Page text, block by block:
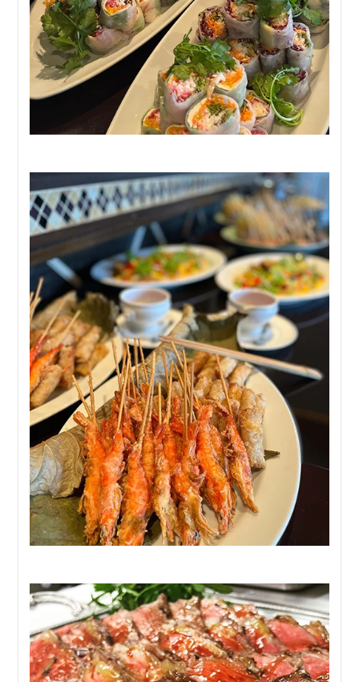
【前菜】
生春巻き2種盛り合わせ
【魚料理】
メバルのフリット 蛤と菜の花 青海苔のソース
【肉料理】
国産豚肩ロースのグリル ベトナムジンジャーソース
【フォー】
マンゴーとココナッツのムース シャルロット仕立て
コーヒーまたはロータスティー
【前菜】
生春巻き3種盛り合わせ
【サラダ】
ズワイ蟹と青パパイヤのサラダ
【スープ】
ふかひれスープ
【温前菜】
【肉料理】
国産牛サーロインのグリル グリーンペッパーソース
【フォー】
あさりとライムのフォー
【デザート】
チェリーのシブースト チョコアイス添え
10,000円コース
——————————
【前菜】
生春巻き3種盛り合わせ
【サラダ】
ズワイ蟹と青パパイヤのサラダ
【スープ】
ふかひれスープ
【温前菜】
大海老のチリソース
【魚料理】
真鯛の葱蒸し
国産牛サーロインのグリル グリーンペッパーソース
【フォー】
あさりとライムのフォー
【デザート】
チェリーのシブースト チョコアイス添え